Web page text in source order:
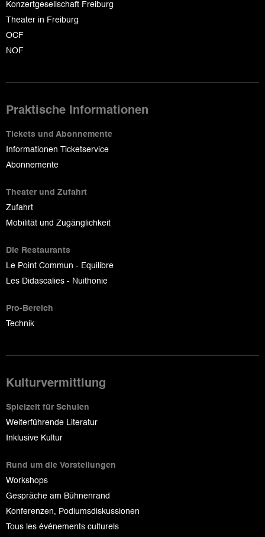
Konzertgesellschaft Freiburg
Theater in Freiburg
OCF
NOF
Praktische Informationen
Tickets und Abonnemente
Informationen Ticketservice
Abonnemente
Theater und Zufahrt
Zufahrt
Mobilität und Zugänglichkeit
Die Restaurants
Le Point Commun - Equilibre
Les Didascalies - Nuithonie
Pro-Bereich
Technik
Kulturvermittlung
Spielzeit für Schulen
Weiterführende Literatur
Inklusive Kultur
Rund um die Vorstellungen
Workshops
Gespräche am Bühnenrand
Konferenzen, Podiumsdiskussionen
Tous les événements culturels